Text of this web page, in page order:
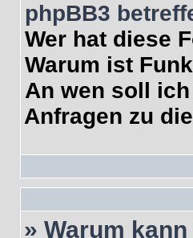
phpBB3
Wer hat diese
Warum ist
An wen soll
Anfragen zu
» Warum